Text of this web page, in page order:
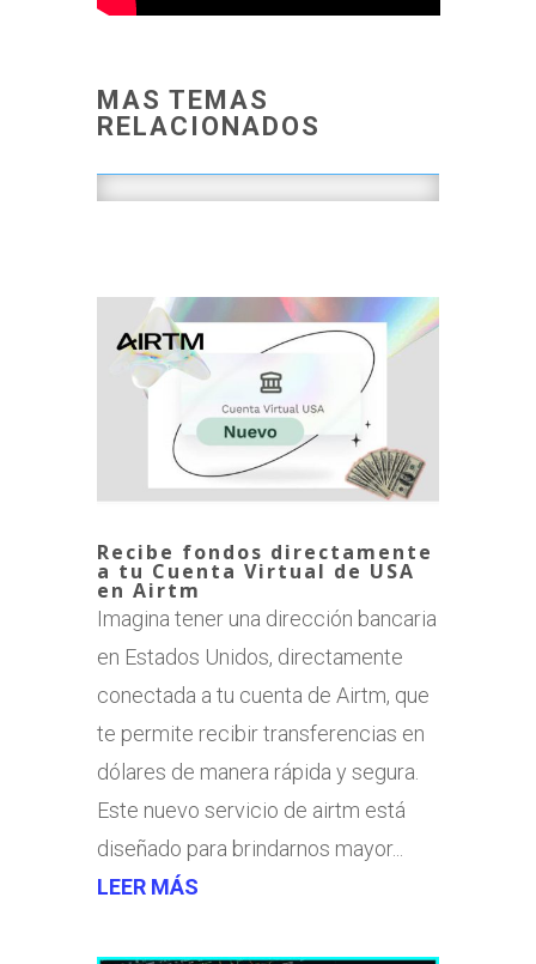
MAS TEMAS
RELACIONADOS
Recibe fondos directamente
a tu Cuenta Virtual de USA
en Airtm
Imagina tener una dirección bancaria
en Estados Unidos, directamente
conectada a tu cuenta de Airtm, que
te permite recibir transferencias en
dólares de manera rápida y segura.
Este nuevo servicio de airtm está
diseñado para brindarnos mayor...
LEER MÁS